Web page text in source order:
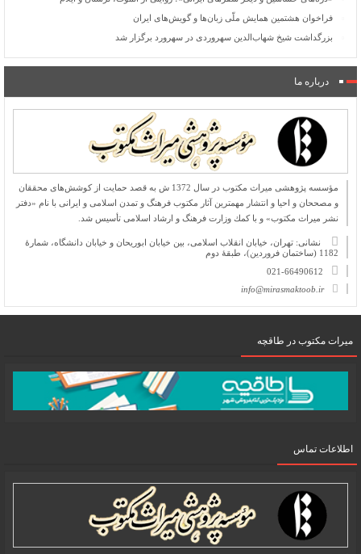
فراخوان هشتمین همایش ملّی زبان‌ها و گویش‌های ایران
بزرگداشت شیخ شهاب‌الدین سهروردی در سهرورد برگزار شد
درباره ما
مؤسسه پژوهشی میراث مكتوب در سال 1372 ش به قصد حمایت از كوشش‌های محققان
و مصححان و احیا و انتشار مهمترین آثار مكتوب فرهنگ و تمدن اسلامی و ایرانی با نام «دفتر
نشر میراث مكتوب» و با كمك وزارت فرهنگ و ارشاد اسلامی تأسیس شد.
نشانی: تهران، خیابان انقلاب اسلامی، بین خیابان ابوریحان و خیابان دانشگاه، شمارۀ
1182 (ساختمان فروردین)، طبقۀ دوم
021-66490612
info@mirasmaktoob.ir
میرات مکتوب در طاقچه
اطلاعات تماس